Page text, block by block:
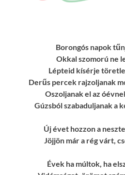
Borongós napok
Okkal szomorú ne
Lépteid kísérje
Derűs percek rajzoljanak
Oszoljanak el az
Gúzsból szabaduljanak a
Új évet hozzon a
Jöjjön már a rég várt,
Évek ha múltok, ha